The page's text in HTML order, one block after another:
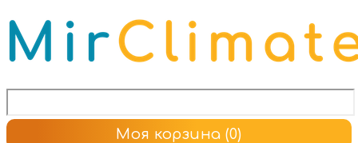
Моя корзина (0)